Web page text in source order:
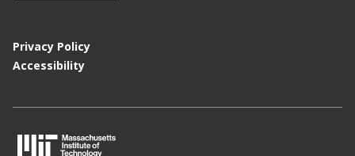
Privacy Policy
Accessibility